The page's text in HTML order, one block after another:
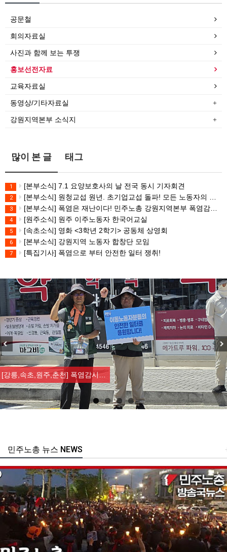
공문철
회의자료실
사진과 함께 보는 투쟁
홍보선전자료
교육자료실
동영상/기타자료실
강원지역본부 소식지
많이 본 글 태그
1 [본부소식] 7.1 요양보호사의 날 전국 동시 기자회견
2 [본부소식] 원청교섭 원년. 초기업교섭 돌파! 모든 노동자의 노동기본권 쟁취! 민주노총 7.15 총파업대회
3 [본부소식] 폭염은 재난이다! 민주노총 강원지역본부 폭염감시단 선포 기자회견
4 [원주소식] 원주 이주노동자 한국어교실
5 [속초소식] 영화 <3학년 2학기> 공동체 상영회
6 [본부소식] 강원지역 노동자 합창단 모임
7 [특집기사] 폭염으로 부터 안전한 일터 쟁취!
[강릉,속초,원주,춘천] 폭염감시…
주노총 뉴스 NEWS